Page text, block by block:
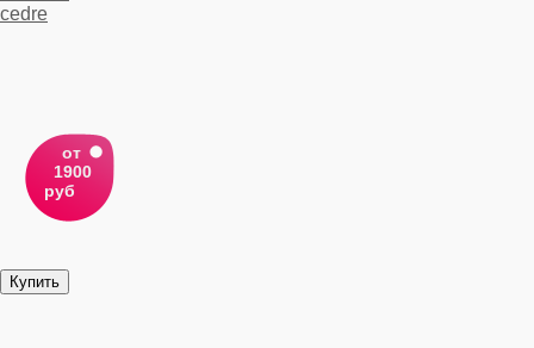
от
1900
руб